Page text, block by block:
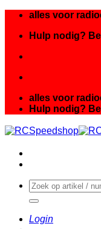
inhoud
alles voor
Hulp nodig?
alles voor
Hulp nodig?
Zoeken
naar:
Login